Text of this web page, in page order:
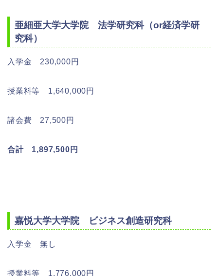
亜細亜大学大学院 法学研究科（or経済学研
究科）
入学金 230,000円
授業料等 1,640,000円
諸会費 27,500円
合計 1,897,500円
嘉悦大学大学院 ビジネス創造研究科
入学金 無し
授業料等 1,776,000円